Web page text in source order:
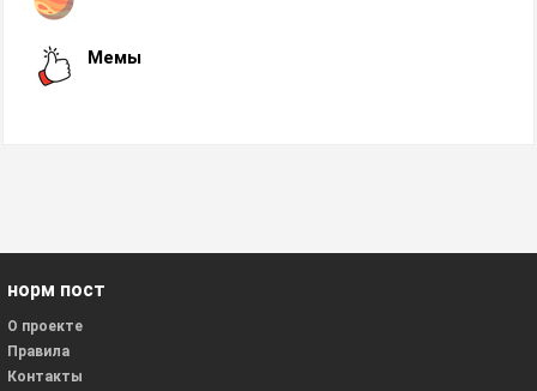
Мемы
норм пост
О проекте
Правила
Контакты